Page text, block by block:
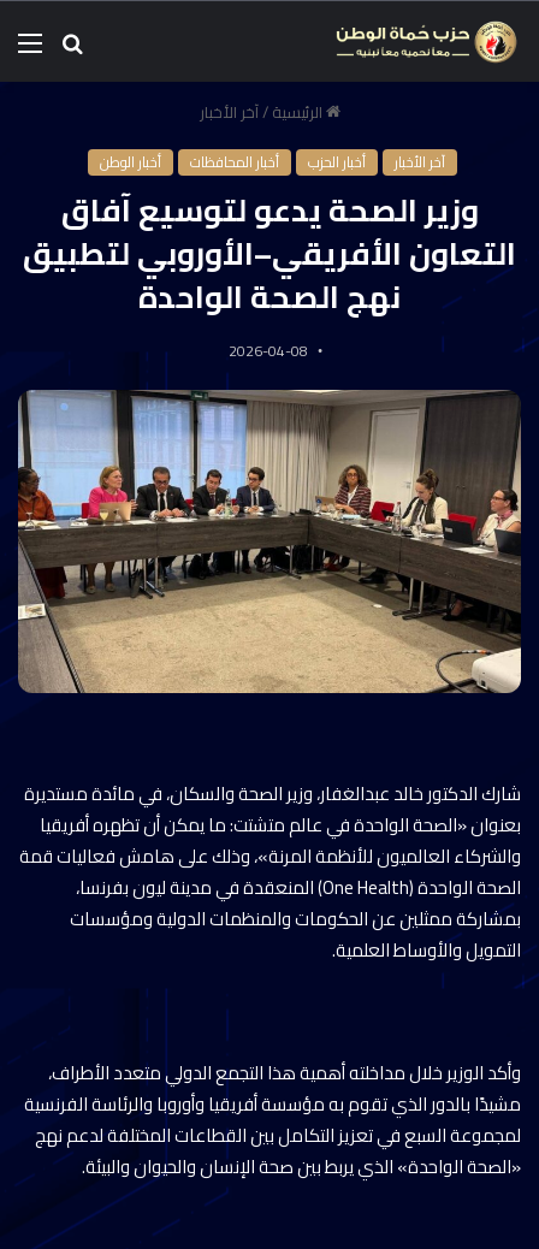
الرئيسية/آخر الأخبار
آخر الأخبار أخبار الحزب أخبار المحافظات أخبار الوطن
وزير الصحة يدعو لتوسيع آفاق
التعاون الأفريقي–الأوروبي لتطبيق
نهج الصحة الواحدة
2026-04-08
شارك الدكتور خالد عبدالغفار، وزير الصحة والسكان، في مائدة مستديرة
بعنوان «الصحة الواحدة في عالم متشتت: ما يمكن أن تظهره أفريقيا
والشركاء العالميون للأنظمة المرنة»، وذلك على هامش فعاليات قمة
الصحة الواحدة (One Health) المنعقدة في مدينة ليون بفرنسا،
بمشاركة ممثلين عن الحكومات والمنظمات الدولية ومؤسسات
التمويل والأوساط العلمية.
وأكد الوزير خلال مداخلته أهمية هذا التجمع الدولي متعدد الأطراف،
مشيدًا بالدور الذي تقوم به مؤسسة أفريقيا وأوروبا والرئاسة الفرنسية
لمجموعة السبع في تعزيز التكامل بين القطاعات المختلفة لدعم نهج
«الصحة الواحدة» الذي يربط بين صحة الإنسان والحيوان والبيئة.